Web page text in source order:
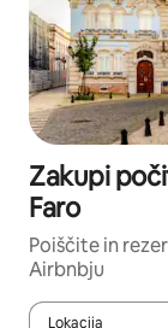
Zakupi
Faro
Poiščite in
Airbnbju
Lokacija